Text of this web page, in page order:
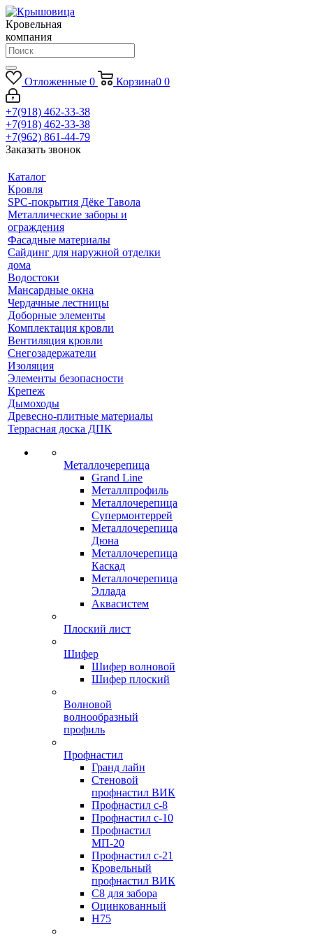
Кровельная
компания
Отложенные 0 Корзина0 0
+7(918) 462-33-38
+7(918) 462-33-38
+7(962) 861-44-79
Заказать звонок
Каталог
Кровля
SPC-покрытия Дёке Тавола
Металлические заборы и
ограждения
Фасадные материалы
Сайдинг для наружной отделки
дома
Водостоки
Мансардные окна
Чердачные лестницы
Доборные элементы
Комплектация кровли
Вентиляция кровли
Снегозадержатели
Изоляция
Элементы безопасности
Крепеж
Дымоходы
Древесно-плитные материалы
Террасная доска ДПК
Металлочерепица
Grand Line
Металлпрофиль
Металлочерепица
Супермонтеррей
Металлочерепица
Дюна
Металлочерепица
Каскад
Металлочерепица
Эллада
Аквасистем
Плоский лист
Шифер
Шифер волновой
Шифер плоский
Волновой
волнообразный
профиль
Профнастил
Гранд лайн
Стеновой
профнастил ВИК
Профнастил с-8
Профнастил с-10
Профнастил
МП-20
Профнастил с-21
Кровельный
профнастил ВИК
С8 для забора
Оцинкованный
Н75